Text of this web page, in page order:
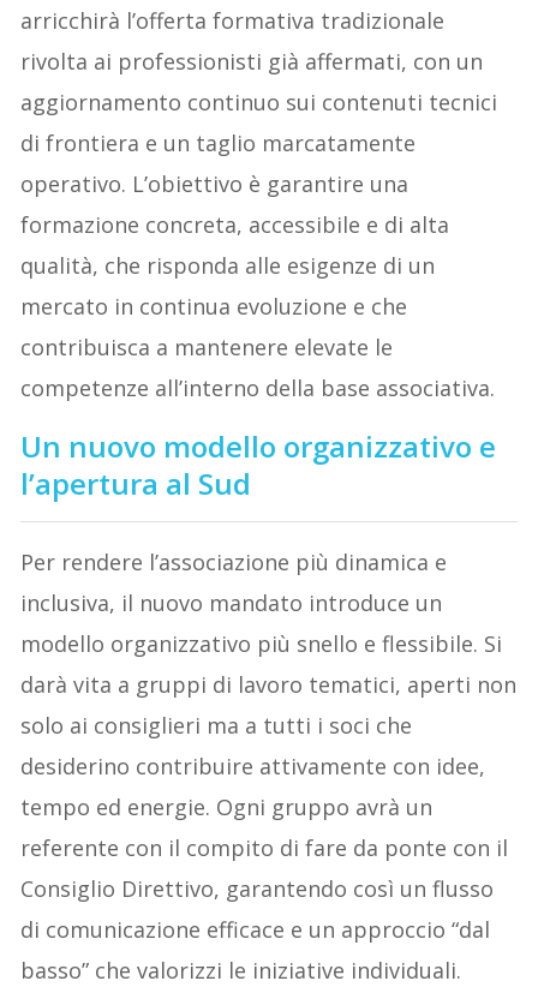
arricchirà l’offerta formativa tradizionale
rivolta ai professionisti già affermati, con un
aggiornamento continuo sui contenuti tecnici
di frontiera e un taglio marcatamente
operativo. L’obiettivo è garantire una
formazione concreta, accessibile e di alta
qualità, che risponda alle esigenze di un
mercato in continua evoluzione e che
contribuisca a mantenere elevate le
competenze all’interno della base associativa.
Un nuovo modello organizzativo e
l’apertura al Sud
Per rendere l’associazione più dinamica e
inclusiva, il nuovo mandato introduce un
modello organizzativo più snello e flessibile. Si
darà vita a gruppi di lavoro tematici, aperti non
solo ai consiglieri ma a tutti i soci che
desiderino contribuire attivamente con idee,
tempo ed energie. Ogni gruppo avrà un
referente con il compito di fare da ponte con il
Consiglio Direttivo, garantendo così un flusso
di comunicazione efficace e un approccio “dal
basso” che valorizzi le iniziative individuali.